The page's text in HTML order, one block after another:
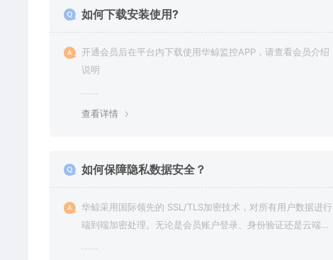
如何下载安装使用?
开通会员后在平台内下载使用华鲸监控APP，请查看会员介绍
说明
查看详情
如何保障隐私数据安全？
华鲸采用国际领先的 SSL/TLS加密技术，对所有用户数据进行
端到端加密处理。无论是会员账户登录、身份验证还是云端通